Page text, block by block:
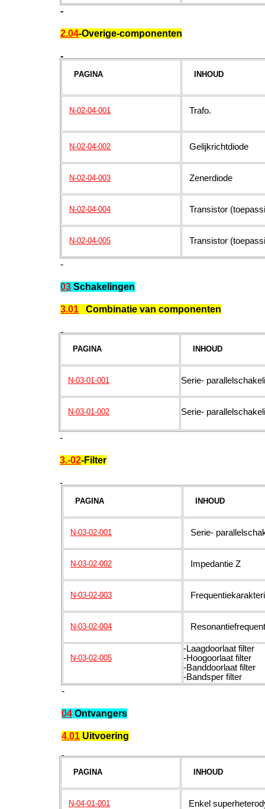
-
2.04-Overige-componenten
-
PAGINA INHOUD
N-02-04-001 Trafo.
N-02-04-002 Gelijkrichtdiode
N-02-04-003 Zenerdiode
N-02-04-004 Transistor
N-02-04-005 Transistor
-
03 Schakelingen
3.01 Combinatie van componenten
-
PAGINA INHOUD
N-03-01-001 Serie-
N-03-01-002 Serie-
-
3.-02-Filter
-
PAGINA INHOUD
N-03-02-001 Serie-
N-03-02-002 Impedantie Z
N-03-02-003
N-03-02-004
N-03-02-005
-Laagdoorlaat filter
-Hoogoorlaat filter
-Banddoorlaat filter
-Bandsper filter
-
04 Ontvangers
4.01 Uitvoering
-
PAGINA
INHOUD
N-04-01-001 Enkel